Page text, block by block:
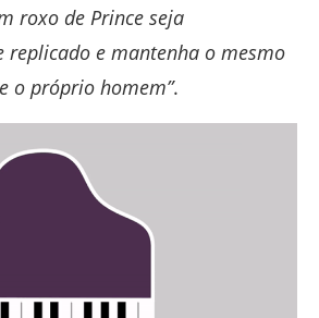
roxo de Prince seja
replicado e mantenha o mesmo
o próprio homem”.